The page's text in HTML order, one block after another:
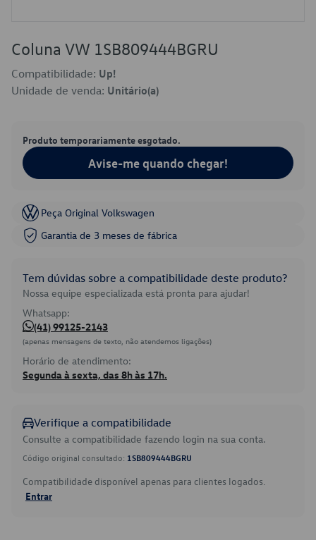
Coluna VW 1SB809444BGRU
Compatibilidade: Up!
Unidade de venda: Unitário(a)
Produto temporariamente esgotado.
Avise-me quando chegar!
Peça Original Volkswagen
Garantia de 3 meses de fábrica
Tem dúvidas sobre a compatibilidade deste produto?
Nossa equipe especializada está pronta para ajudar!
Whatsapp:
(41) 99125-2143
(apenas mensagens de texto, não atendemos ligações)
Horário de atendimento:
Segunda à sexta, das 8h às 17h.
Verifique a compatibilidade
Consulte a compatibilidade fazendo login na sua conta.
Código original consultado: 1SB809444BGRU
Compatibilidade disponível apenas para clientes logados.
Entrar